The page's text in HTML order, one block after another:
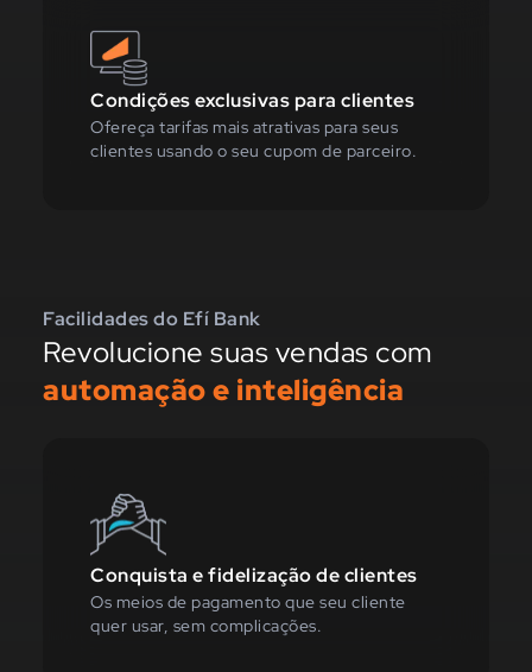
Condições exclusivas para clientes
Ofereça tarifas mais atrativas para seus
clientes usando o seu cupom de parceiro.
Facilidades do Efí Bank
Revolucione suas vendas com
automação e inteligência
Conquista e fidelização de clientes
Os meios de pagamento que seu cliente
quer usar, sem complicações.